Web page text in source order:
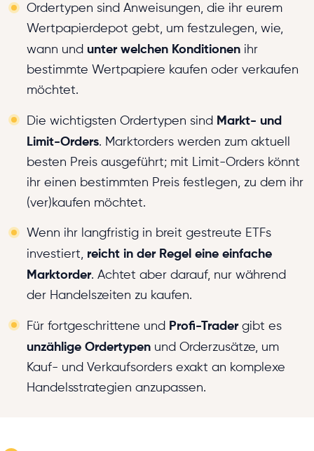
Ordertypen sind Anweisungen, die ihr eurem
Wertpapierdepot gebt, um festzulegen, wie,
wann und unter welchen Konditionen ihr
bestimmte Wertpapiere kaufen oder verkaufen
möchtet.
Die wichtigsten Ordertypen sind Markt- und
Limit-Orders. Marktorders werden zum aktuell
besten Preis ausgeführt; mit Limit-Orders könnt
ihr einen bestimmten Preis festlegen, zu dem ihr
(ver)kaufen möchtet.
Wenn ihr langfristig in breit gestreute ETFs
investiert, reicht in der Regel eine einfache
Marktorder. Achtet aber darauf, nur während
der Handelszeiten zu kaufen.
Für fortgeschrittene und Profi-Tradergibt es
unzählige Ordertypen und Orderzusätze, um
Kauf- und Verkaufsorders exakt an komplexe
Handelsstrategien anzupassen.